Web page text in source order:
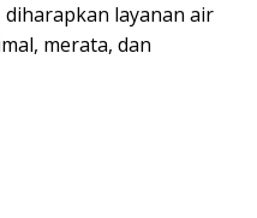
layanan air
merata, dan